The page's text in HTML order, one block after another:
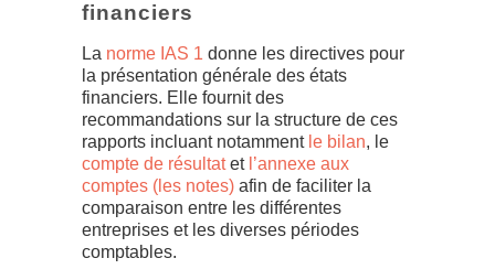
financiers
La norme IAS 1 donne les directives pour
la présentation générale des états
financiers. Elle fournit des
recommandations sur la structure de ces
rapports incluant notamment le bilan, le
compte de résultatet l’annexe aux
comptes (les notes) afin de faciliter la
comparaison entre les différentes
entreprises et les diverses périodes
comptables.